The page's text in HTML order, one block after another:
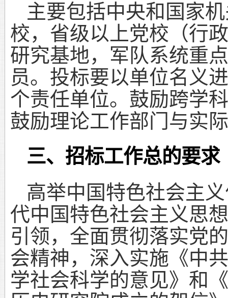
主要包括中央和国家
校，省级以上党校（行
研究基地，军队系统重
员。投标要以单位名义
个责任单位。鼓励跨学
鼓励理论工作部门与实
三、招标工作总的要求
高举中国特色社会主
代中国特色社会主义思
引领，全面贯彻落实党
会精神，深入实施《中
学社会科学的意见》和